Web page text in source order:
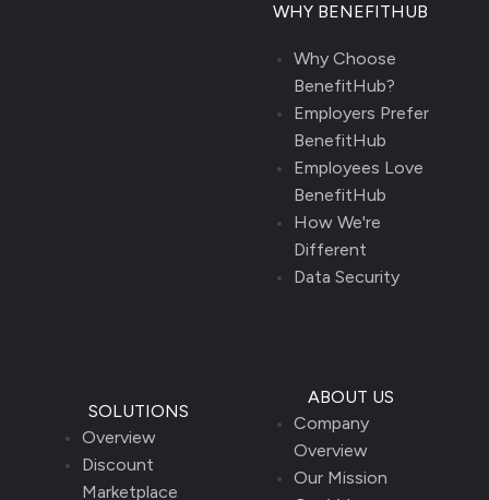
WHY BENEFITHUB
Why Choose
BenefitHub?
Employers Prefer
BenefitHub
Employees Love
BenefitHub
How We're
Different
Data Security
SOLUTIONS
Overview
Discount
Marketplace
ABOUT US
Company
Overview
Our Mission